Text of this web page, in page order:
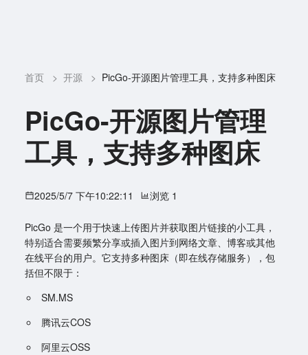
首页 > 开源 > PicGo-开源图片管理工具，支持多种图床
PicGo-开源图片管理
工具，支持多种图床
2025/5/7 下午10:22:11 浏览 1
PicGo 是一个用于快速上传图片并获取图片链接的小工具，
特别适合需要频繁分享或插入图片到网络文章、博客或其他
在线平台的用户。它支持多种图床（即在线存储服务），包
括但不限于：
SM.MS
腾讯云COS
阿里云OSS